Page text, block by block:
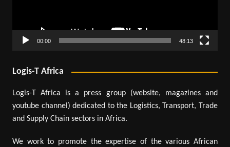
00:00 48:13
Logis-T Africa
Logis-T Africa is a press group (website, magazines and
youtube channel) dedicated to the Logistics, Transport, Trade
and Supply Chain sectors in Africa.
We work to promote the expertise of the various African